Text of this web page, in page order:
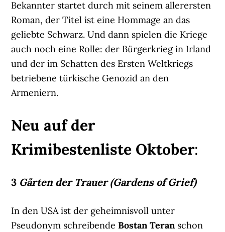
Bekannter startet durch mit seinem allerersten
Roman, der Titel ist eine Hommage an das
geliebte Schwarz. Und dann spielen die Kriege
auch noch eine Rolle: der Bürgerkrieg in Irland
und der im Schatten des Ersten Weltkriegs
betriebene türkische Genozid an den
Armeniern.
Neu auf der
Krimibestenliste Oktober:
3 Gärten der Trauer (Gardens of Grief)
In den USA ist der geheimnisvoll unter
Pseudonym schreibendeBostan Teranschon